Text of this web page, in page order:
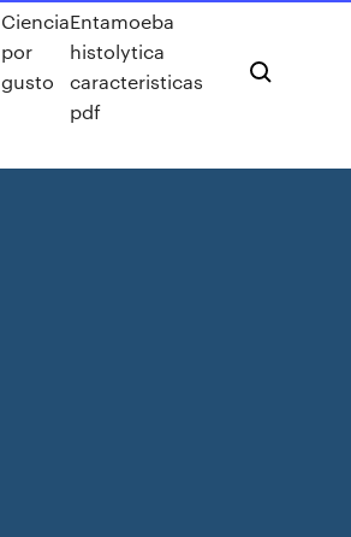
Ciencia
por
gusto
Entamoeba
histolytica
caracteristicas
pdf